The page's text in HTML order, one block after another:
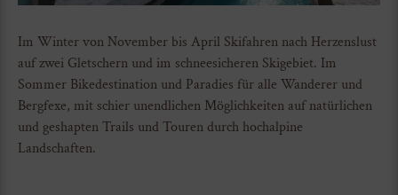
Im Winter von November bis April Skifahren nach Herzenslust
auf zwei Gletschern und im schneesicheren Skigebiet. Im
Sommer Bikedestination und Paradies für alle Wanderer und
Bergfexe, mit schier unendlichen Möglichkeiten auf natürlichen
und geshapten Trails und Touren durch hochalpine
Landschaften.